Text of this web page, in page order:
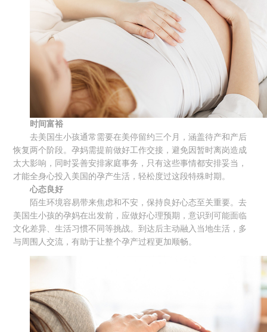
时间富裕
去美国生小孩通常需要在美停留约三个月，涵盖待产和产后
恢复两个阶段。孕妈需提前做好工作交接，避免因暂时离岗造成
太大影响，同时妥善安排家庭事务，只有这些事情都安排妥当，
才能全身心投入美国的孕产生活，轻松度过这段特殊时期。
心态良好
陌生环境容易带来焦虑和不安，保持良好心态至关重要。去
美国生小孩的孕妈在出发前，应做好心理预期，意识到可能面临
文化差异、生活习惯不同等挑战。到达后主动融入当地生活，多
与周围人交流，有助于让整个孕产过程更加顺畅。